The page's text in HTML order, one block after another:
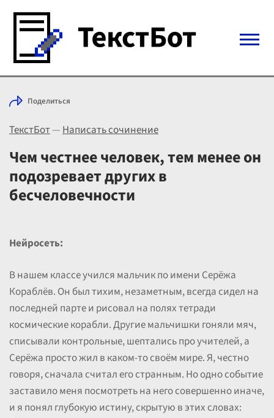
Войти с Telegram
Выбрать режим
Цены
Поделиться
ТекстБот—Написать сочинение
Чем честнее человек, тем менее он
подозревает других в
бесчеловечности
Нейросеть:
В нашем классе учился мальчик по имени Серёжа
Кораблёв. Он был тихим, незаметным, всегда сидел на
последней парте и рисовал на полях тетради
космические корабли. Другие мальчишки гоняли мяч,
списывали контрольные, шептались про учителей, а
Серёжа просто жил в каком-то своём мире. Я, честно
говоря, сначала считал его странным. Но одно событие
заставило меня посмотреть на него совершенно иначе,
и я понял глубокую истину, скрытую в этих словах: